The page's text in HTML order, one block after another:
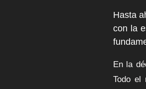
Hasta
con la
En la
Todo el